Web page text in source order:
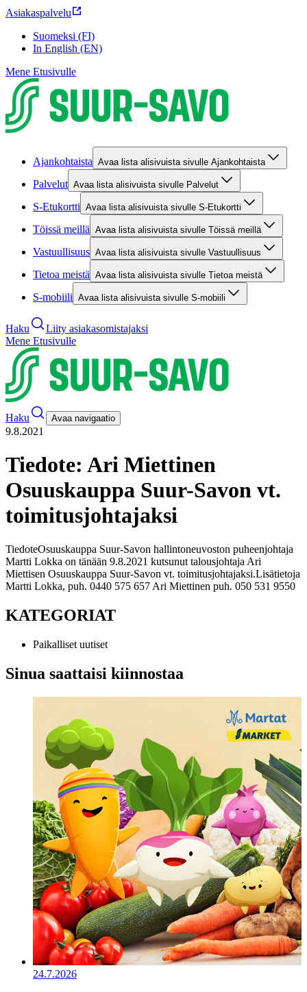
Asiakaspalvelu
Suomeksi (FI)
In English (EN)
Mene Etusivulle
Ajankohtaista Avaa lista alisivuista sivulle Ajankohtaista
Palvelut Avaa lista alisivuista sivulle Palvelut
S-Etukortti Avaa lista alisivuista sivulle S-Etukortti
Töissä meillä Avaa lista alisivuista sivulle Töissä meillä
Vastuullisuus Avaa lista alisivuista sivulle Vastuullisuus
Tietoa meistä Avaa lista alisivuista sivulle Tietoa meistä
S-mobiili Avaa lista alisivuista sivulle S-mobiili
Haku
Liity asiakasomistajaksi
Mene Etusivulle
Haku Avaa navigaatio
9.8.2021
Tiedote: Ari Miettinen
Osuuskauppa Suur-Savon vt.
toimitusjohtajaksi
TiedoteOsuuskauppa Suur-Savon hallintoneuvoston puheenjohtaja
Martti Lokka on tänään 9.8.2021 kutsunut talousjohtaja Ari
Miettisen Osuuskauppa Suur-Savon vt. toimitusjohtajaksi.Lisätietoja
Martti Lokka, puh. 0440 575 657 Ari Miettinen puh. 050 531 9550
KATEGORIAT
Paikalliset uutiset
Sinua saattaisi kiinnostaa
24.7.2026